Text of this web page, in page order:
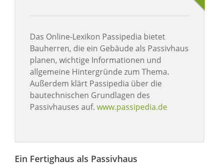
Das Online-Lexikon Passipedia bietet
Bauherren, die ein Gebäude als Passivhaus
planen, wichtige Informationen und
allgemeine Hintergründe zum Thema.
Außerdem klärt Passipedia über die
bautechnischen Grundlagen des
Passivhauses auf. www.passipedia.de
Ein Fertighaus als Passivhaus